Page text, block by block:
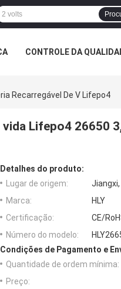
CONTROLE DA
Recarregável De V Lifepo4
Lifepo4 26650
Detalhes do produto:
Lugar de origem:
Marca:
HLY
Certificação:
CE/
Número do modelo:
Condições de Pagamento e
Quantidade de ordem mínima:
Preço: